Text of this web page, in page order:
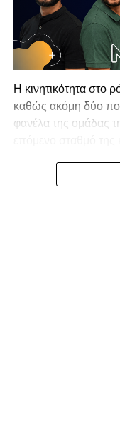
Η κινητικότητα στο
καθώς ακόμη δύο
φανέλα της ομάδας
Ο λόγος για τον
Στάγκο, οι οποίοι